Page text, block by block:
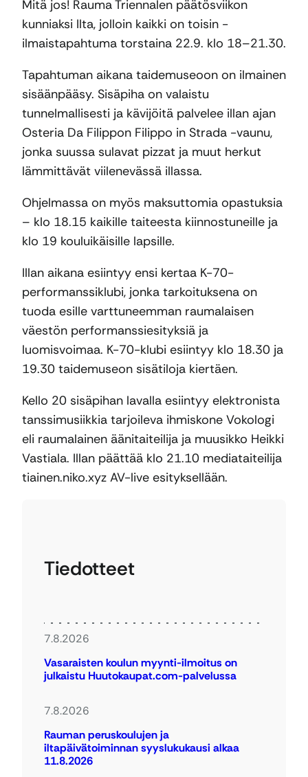
Mitä jos! Rauma Triennalen päätösviikon
kunniaksi Ilta, jolloin kaikki on toisin -
ilmaistapahtuma torstaina 22.9. klo 18–21.30.
Tapahtuman aikana taidemuseoon on ilmainen
sisäänpääsy. Sisäpiha on valaistu
tunnelmallisesti ja kävijöitä palvelee illan ajan
Osteria Da Filippon Filippo in Strada -vaunu,
jonka suussa sulavat pizzat ja muut herkut
lämmittävät viilenevässä illassa.
Ohjelmassa on myös maksuttomia opastuksia
– klo 18.15 kaikille taiteesta kiinnostuneille ja
klo 19 kouluikäisille lapsille.
Illan aikana esiintyy ensi kertaa K-70-
performanssiklubi, jonka tarkoituksena on
tuoda esille varttuneemman raumalaisen
väestön performanssiesityksiä ja
luomisvoimaa. K-70-klubi esiintyy klo 18.30 ja
19.30 taidemuseon sisätiloja kiertäen.
Kello 20 sisäpihan lavalla esiintyy elektronista
tanssimusiikkia tarjoileva ihmiskone Vokologi
eli raumalainen äänitaiteilija ja muusikko Heikki
Vastiala. Illan päättää klo 21.10 mediataiteilija
tiainen.niko.xyz AV-live esityksellään.
Tiedotteet
7.8.2026
Vasaraisten koulun myynti-ilmoitus on
julkaistu Huutokaupat.com-palvelussa
7.8.2026
Rauman peruskoulujen ja
iltapäivätoiminnan syyslukukausi alkaa
11.8.2026